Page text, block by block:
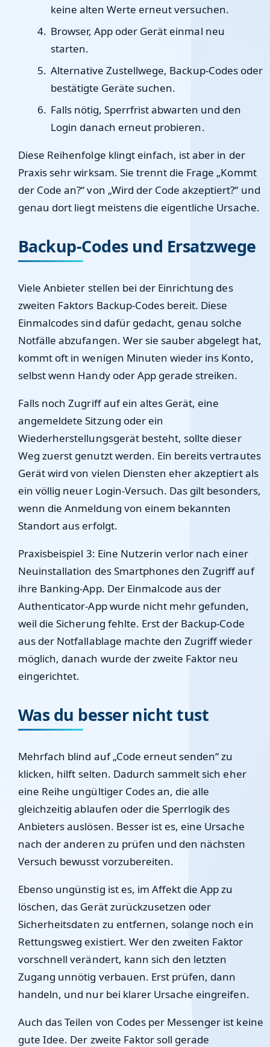
keine alten Werte erneut versuchen.
Browser, App oder Gerät einmal neu
starten.
Alternative Zustellwege, Backup-Codes oder
bestätigte Geräte suchen.
Falls nötig, Sperrfrist abwarten und den
Login danach erneut probieren.
Diese Reihenfolge klingt einfach, ist aber in der
Praxis sehr wirksam. Sie trennt die Frage „Kommt
der Code an?“ von „Wird der Code akzeptiert?“ und
genau dort liegt meistens die eigentliche Ursache.
Backup-Codes und Ersatzwege
Viele Anbieter stellen bei der Einrichtung des
zweiten Faktors Backup-Codes bereit. Diese
Einmalcodes sind dafür gedacht, genau solche
Notfälle abzufangen. Wer sie sauber abgelegt hat,
kommt oft in wenigen Minuten wieder ins Konto,
selbst wenn Handy oder App gerade streiken.
Falls noch Zugriff auf ein altes Gerät, eine
angemeldete Sitzung oder ein
Wiederherstellungsgerät besteht, sollte dieser
Weg zuerst genutzt werden. Ein bereits vertrautes
Gerät wird von vielen Diensten eher akzeptiert als
ein völlig neuer Login-Versuch. Das gilt besonders,
wenn die Anmeldung von einem bekannten
Standort aus erfolgt.
Praxisbeispiel 3: Eine Nutzerin verlor nach einer
Neuinstallation des Smartphones den Zugriff auf
ihre Banking-App. Der Einmalcode aus der
Authenticator-App wurde nicht mehr gefunden,
weil die Sicherung fehlte. Erst der Backup-Code
aus der Notfallablage machte den Zugriff wieder
möglich, danach wurde der zweite Faktor neu
eingerichtet.
Was du besser nicht tust
Mehrfach blind auf „Code erneut senden“ zu
klicken, hilft selten. Dadurch sammelt sich eher
eine Reihe ungültiger Codes an, die alle
gleichzeitig ablaufen oder die Sperrlogik des
Anbieters auslösen. Besser ist es, eine Ursache
nach der anderen zu prüfen und den nächsten
Versuch bewusst vorzubereiten.
Ebenso ungünstig ist es, im Affekt die App zu
löschen, das Gerät zurückzusetzen oder
Sicherheitsdaten zu entfernen, solange noch ein
Rettungsweg existiert. Wer den zweiten Faktor
vorschnell verändert, kann sich den letzten
Zugang unnötig verbauen. Erst prüfen, dann
handeln, und nur bei klarer Ursache eingreifen.
Auch das Teilen von Codes per Messenger ist keine
gute Idee. Der zweite Faktor soll gerade